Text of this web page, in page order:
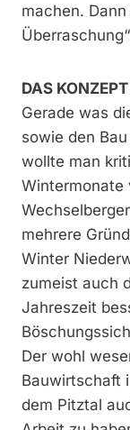
machen.
DAS
Gerade was
sowie den
wollte man
Wintermonate
mehrere
Winter
zumeist auch
Jahreszeit
Der wohl
Bauwirtschaft
dem Pitztal